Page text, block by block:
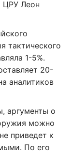
ЦРУ Леон
тактического
1-5%.
20-
аналитиков
аргументы о
можно
приведет к
По его